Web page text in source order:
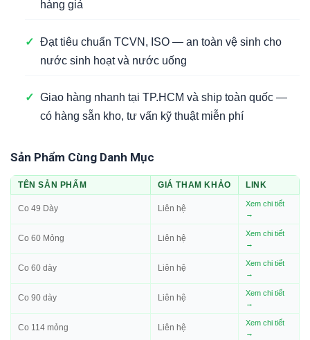
hàng giả
✓ Đạt tiêu chuẩn TCVN, ISO — an toàn vệ sinh cho
nước sinh hoạt và nước uống
✓ Giao hàng nhanh tại TP.HCM và ship toàn quốc —
có hàng sẵn kho, tư vấn kỹ thuật miễn phí
Sản Phẩm Cùng Danh Mục
TÊN SẢN PHẨM GIÁ THAM KHẢO LINK
Co 49 Dày Liên hệ
Xem chi tiết
→
Co 60 Mỏng Liên hệ
Xem chi tiết
→
Co 60 dày Liên hệ
Xem chi tiết
→
Co 90 dày Liên hệ
Xem chi tiết
→
Co 114 mỏng Liên hệ
Xem chi tiết
→